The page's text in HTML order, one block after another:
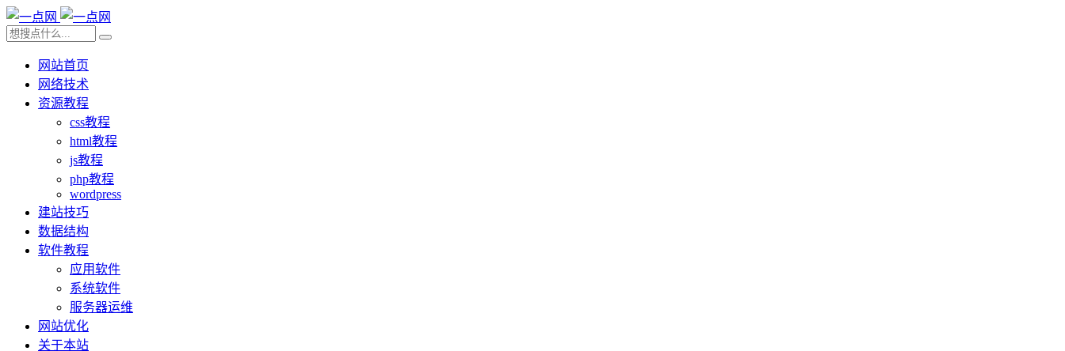
网站首页
网络技术
资源教程
css教程
html教程
js教程
php教程
wordpress
建站技巧
数据结构
软件教程
应用软件
系统软件
服务器运维
网站优化
关于本站